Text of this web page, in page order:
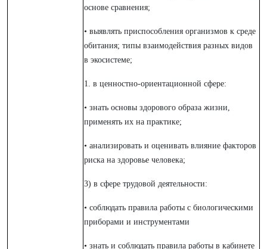
основе сравнения;
• выявлять приспособления организмов к среде
обитания; типы взаимодействия разных видов
в экосистеме;
1. в ценностно-ориентационной сфере:
• знать основы здорового образа жизни,
применять их на практике;
• анализировать и оценивать влияние факторов
риска на здоровье человека;
3) в сфере трудовой деятельности:
• соблюдать правила работы с биологическими
приборами и инструментами
• знать и соблюдать правила работы в кабинете